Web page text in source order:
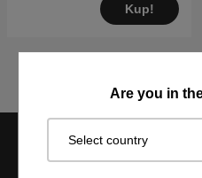
Are you in
Select country
Kup!